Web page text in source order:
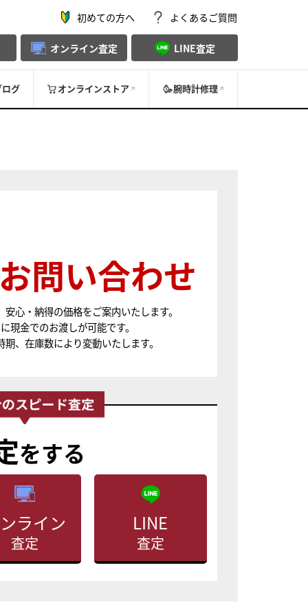
初めての方へ よくあるご質問
オンライン査定 LINE査定
ログ オンラインストア 腕時計修理
問い合わせ
心・納得の価格をご案内いたします。
現金でのお渡しが可能です。
、在庫数により変動いたします。
をする
ライン
査定
LINE
査定